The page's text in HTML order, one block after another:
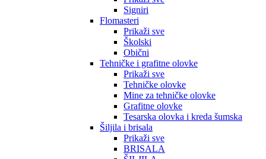
Signiri
Flomasteri
Prikaži sve
Školski
Obični
Tehničke i grafitne olovke
Prikaži sve
Tehničke olovke
Mine za tehničke olovke
Grafitne olovke
Tesarska olovka i kreda šumska
Šiljila i brisala
Prikaži sve
BRISALA